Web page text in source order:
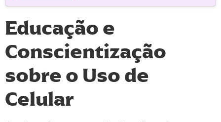
Educação e
Conscientização
sobre o Uso de
Celular